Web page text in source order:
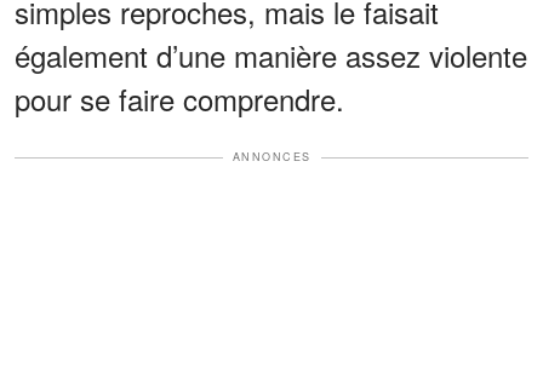
simples reproches, mais le faisait
également d’une manière assez violente
pour se faire comprendre.
ANNONCES